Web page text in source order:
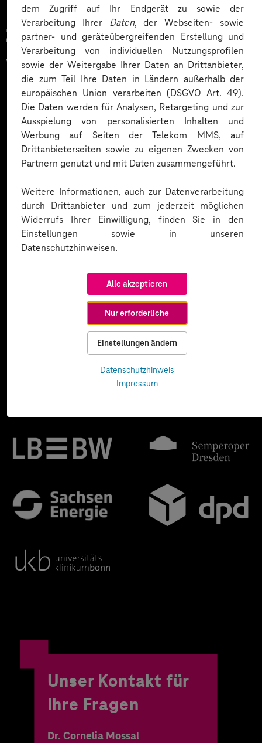
dem Zugriff auf Ihr Endgerät zu sowie der
Verarbeitung Ihrer Daten, der Webseiten- sowie
partner- und geräteübergreifenden Erstellung und
Verarbeitung von individuellen Nutzungsprofilen
sowie der Weitergabe Ihrer Daten an Drittanbieter,
die zum Teil Ihre Daten in Ländern außerhalb der
europäischen Union verarbeiten (DSGVO Art. 49).
Die Daten werden für Analysen, Retargeting und zur
Ausspielung von personalisierten Inhalten und
Werbung auf Seiten der Telekom MMS, auf
Drittanbieterseiten sowie zu eigenen Zwecken von
Partnern genutzt und mit Daten zusammengeführt.
Weitere Informationen, auch zur Datenverarbeitung
durch Drittanbieter und zum jederzeit möglichen
Widerrufs Ihrer Einwilligung, finden Sie in den
Einstellungen sowie in unseren
Datenschutzhinweisen.
Alle akzeptieren
Nur erforderliche
Einstellungen ändern
Datenschutzhinweis
Impressum
Zahlreiche Unternehmen
vertrauen auf unsere
Expertise. Hier eine Auswahl:
Unser Kontakt für
Ihre Fragen
Dr. Cornelia Mossal